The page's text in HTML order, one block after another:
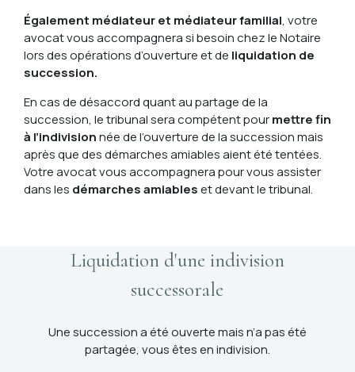
Également médiateur et médiateur familial, votre
avocat vous accompagnera si besoin chez le Notaire
lors des opérations d’ouverture et de liquidation de
succession.
En cas de désaccord quant au partage de la
succession, le tribunal sera compétent pourmettre fin
à l’indivisionnée de l’ouverture de la succession mais
après que des démarches amiables aient été tentées.
Votre avocat vous accompagnera pour vous assister
dans les démarches amiableset devant le tribunal.
Liquidation d'une indivision
successorale
Une succession a été ouverte mais n’a pas été
partagée, vous êtes en indivision.